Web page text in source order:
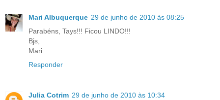
Mari Albuquerque 29 de junho de 2010 às 08:25
Parabéns, Tays!!! Ficou LINDO!!!
Bjs,
Mari
Responder
Julia Cotrim 29 de junho de 2010 às 10:34